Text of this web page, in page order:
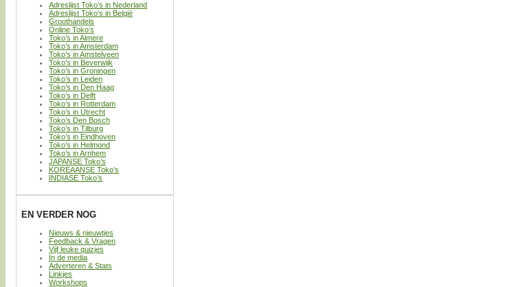
Adreslijst Toko’s in Nederland
Adreslijst Toko’s in België
Groothandels
Online Toko’s
Toko’s in Almere
Toko’s in Amsterdam
Toko’s in Amstelveen
Toko’s in Beverwijk
Toko’s in Groningen
Toko’s in Leiden
Toko’s in Den Haag
Toko’s in Delft
Toko’s in Rotterdam
Toko’s in Utrecht
Toko’s Den Bosch
Toko’s in Tilburg
Toko’s in Eindhoven
Toko’s in Helmond
Toko’s in Arnhem
JAPANSE Toko’s
KOREAANSE Toko’s
INDIASE Toko’s
EN VERDER NOG
Nieuws & nieuwtjes
Feedback & Vragen
Vijf leuke quizjes
In de media
Adverteren & Stats
Linkjes
Workshops